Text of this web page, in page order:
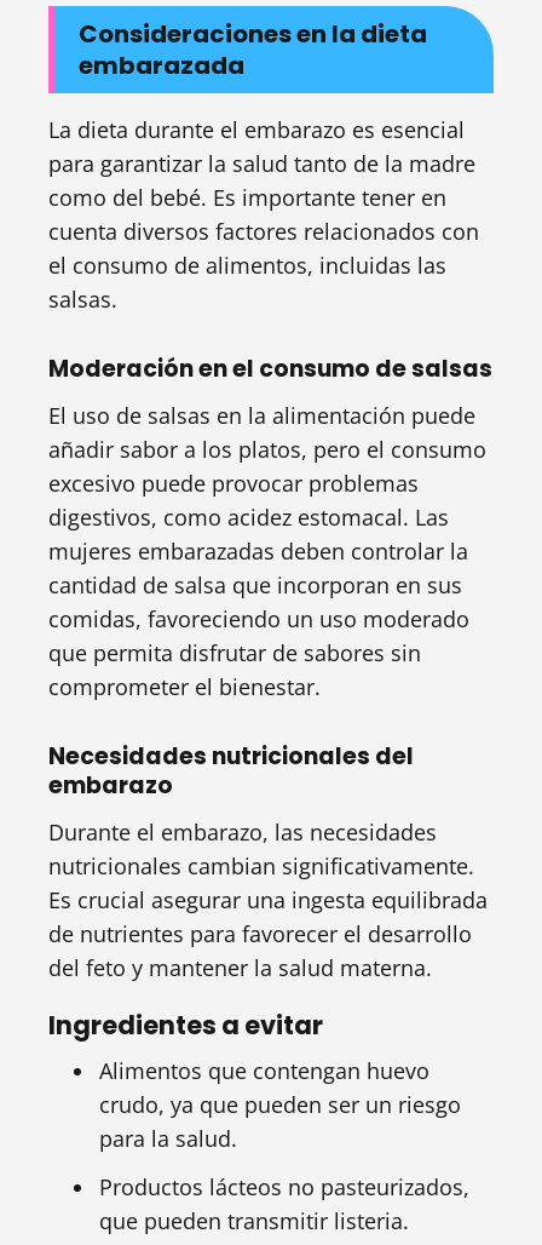
Consideraciones en la dieta
embarazada
La dieta durante el embarazo es esencial
para garantizar la salud tanto de la madre
como del bebé. Es importante tener en
cuenta diversos factores relacionados con
el consumo de alimentos, incluidas las
salsas.
Moderación en el consumo de salsas
El uso de salsas en la alimentación puede
añadir sabor a los platos, pero el consumo
excesivo puede provocar problemas
digestivos, como acidez estomacal. Las
mujeres embarazadas deben controlar la
cantidad de salsa que incorporan en sus
comidas, favoreciendo un uso moderado
que permita disfrutar de sabores sin
comprometer el bienestar.
Necesidades nutricionales del
embarazo
Durante el embarazo, las necesidades
nutricionales cambian significativamente.
Es crucial asegurar una ingesta equilibrada
de nutrientes para favorecer el desarrollo
del feto y mantener la salud materna.
Ingredientes a evitar
Alimentos que contengan huevo
crudo, ya que pueden ser un riesgo
para la salud.
Productos lácteos no pasteurizados,
que pueden transmitir listeria.